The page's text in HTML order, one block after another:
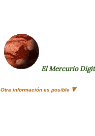
El Mercurio
Otra información es posible 🔻